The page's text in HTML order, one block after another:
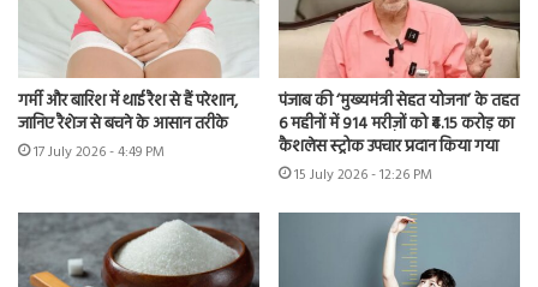
गर्मी और बारिश में थाई रैश से हैं परेशान,
जानिए रैशेज से बचने के आसान तरीके
17 July 2026 - 4:49 PM
पंजाब की ‘मुख्यमंत्री सेहत योजना’ के तहत
6 महीनों में 914 मरीज़ों को ₹4.15 करोड़ का
कैशलेस स्ट्रोक उपचार प्रदान किया गया
15 July 2026 - 12:26 PM